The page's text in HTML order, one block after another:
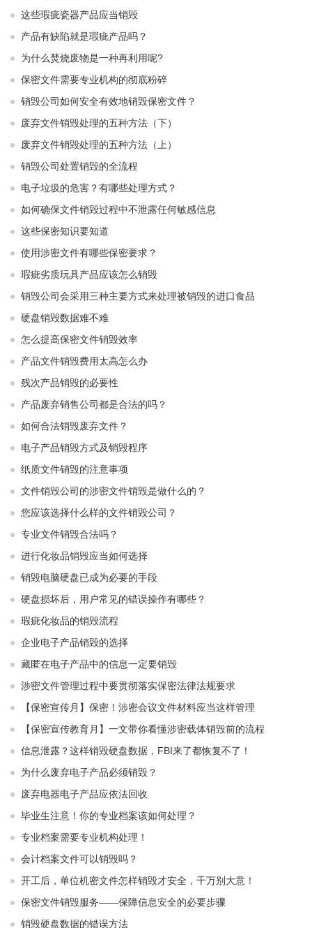
这些瑕疵瓷器产品应当销毁
产品有缺陷就是瑕疵产品吗？
为什么焚烧废物是一种再利用呢?
保密文件需要专业机构的彻底粉碎
销毁公司如何安全有效地销毁保密文件？
废弃文件销毁处理的五种方法（下）
废弃文件销毁处理的五种方法（上）
销毁公司处置销毁的全流程
电子垃圾的危害？有哪些处理方式？
如何确保文件销毁过程中不泄露任何敏感信息
这些保密知识要知道
使用涉密文件有哪些保密要求？
瑕疵劣质玩具产品应该怎么销毁
销毁公司会采用三种主要方式来处理被销毁的进口食品
硬盘销毁数据难不难
怎么提高保密文件销毁效率
产品文件销毁费用太高怎么办
残次产品销毁的必要性
产品废弃销售公司都是合法的吗？
如何合法销毁废弃文件？
电子产品销毁方式及销毁程序
纸质文件销毁的注意事项
文件销毁公司的涉密文件销毁是做什么的？
您应该选择什么样的文件销毁公司？
专业文件销毁合法吗？
进行化妆品销毁应当如何选择
销毁电脑硬盘已成为必要的手段
硬盘损坏后，用户常见的错误操作有哪些？
瑕疵化妆品的销毁流程
企业电子产品销毁的选择
藏匿在电子产品中的信息一定要销毁
涉密文件管理过程中要贯彻落实保密法律法规要求
【保密宣传月】保密！涉密会议文件材料应当这样管理
【保密宣传教育月】一文带你看懂涉密载体销毁前的流程
信息泄露？这样销毁硬盘数据，FBI来了都恢复不了！
为什么废弃电子产品必须销毁？
废弃电器电子产品应依法回收
毕业生注意！你的专业档案该如何处理？
专业档案需要专业机构处理！
会计档案文件可以销毁吗？
开工后，单位机密文件怎样销毁才安全，千万别大意！
保密文件销毁服务——保障信息安全的必要步骤
销毁硬盘数据的错误方法